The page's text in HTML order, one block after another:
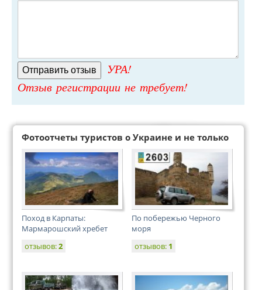
УРА!
Отзыв регистрации не требует!
Фотоотчеты туристов о Украине и не только
Поход в Карпаты:
Мармарошский хребет
отзывов:2
По побережью Черного
моря
отзывов: 1